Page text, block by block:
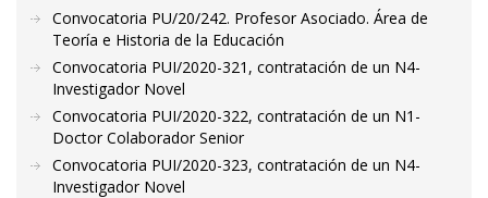
Convocatoria PU/20/242. Profesor Asociado. Área de
Teoría e Historia de la Educación
Convocatoria PUI/2020-321, contratación de un N4-
Investigador Novel
Convocatoria PUI/2020-322, contratación de un N1-
Doctor Colaborador Senior
Convocatoria PUI/2020-323, contratación de un N4-
Investigador Novel